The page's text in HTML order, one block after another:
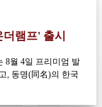
램프' 출시
8월 4일 프리미엄 발
, 동명(同名)의 한국